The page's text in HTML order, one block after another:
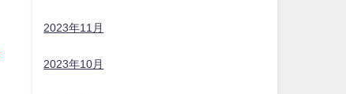
2023年11月
2023年10月